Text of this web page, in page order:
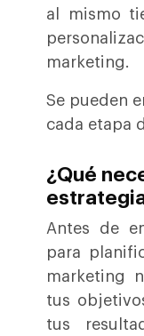
al mismo
marketing.
Se pueden
cada etapa
¿Qué
Antes de
para
marketing
tus
tus